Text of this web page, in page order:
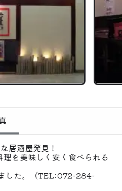
居酒屋発見！
を美味しく安く食べられる
した。（TEL:072-284-